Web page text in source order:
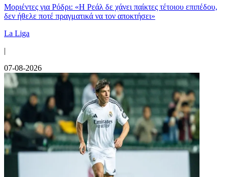
Μοριέντες για Ρόδρι: «Η Ρεάλ δε χάνει παίκτες τέτοιου επιπέδου,
δεν ήθελε ποτέ πραγματικά να τον αποκτήσει»
La Liga
|
07-08-2026